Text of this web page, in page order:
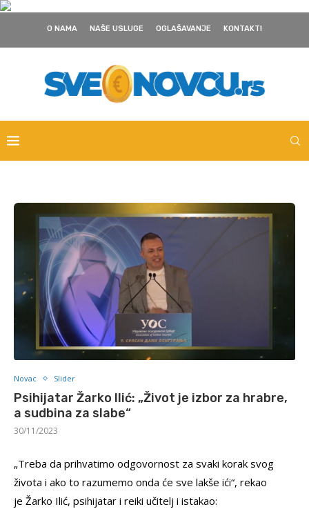
O NAMA NAŠE USLUGE OGLAŠAVANJE KONTAKTI
Novac Slider
Psihijatar Žarko Ilić: „Život je izbor za hrabre,
a sudbina za slabe“
30/11/2023
„Treba da prihvatimo odgovornost za svaki korak svog
života i ako to razumemo onda će sve lakše ići“, rekao
je Žarko Ilić, psihijatar i reiki učitelj i istakao: